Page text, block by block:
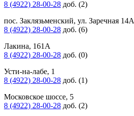
8 (4922) 28-00-28 доб. (2)
пос. Заклязьменский, ул. Заречная 14А
8 (4922) 28-00-28 доб. (6)
Лакина, 161А
8 (4922) 28-00-28 доб. (0)
Усти-на-лабе, 1
8 (4922) 28-00-28 доб. (1)
Московское шоссе, 5
8 (4922) 28-00-28 доб. (2)